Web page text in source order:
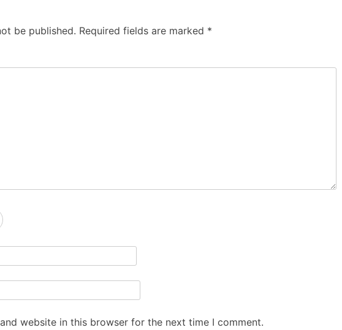
be published. Required fields are marked *
website in this browser for the next time I comment.